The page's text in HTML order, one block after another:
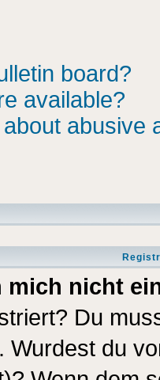
board?
available?
abusive
mich nicht
Du
Wurdest du